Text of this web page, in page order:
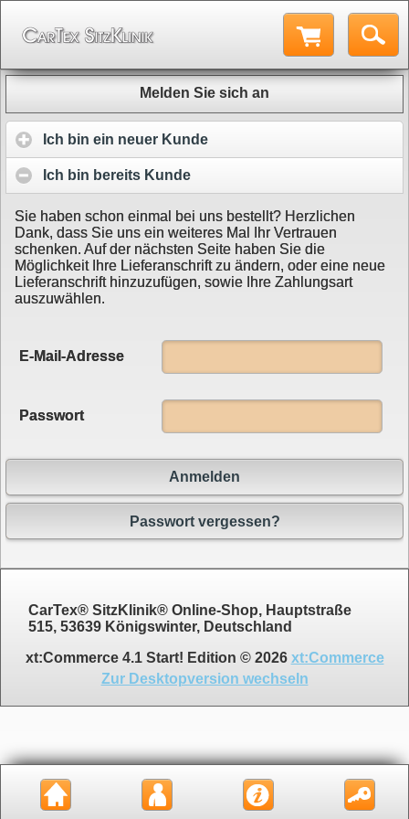
Melden Sie sich an
Ich bin ein neuer Kunde
Ich bin bereits Kunde
Sie haben schon einmal bei uns bestellt? Herzlichen
Dank, dass Sie uns ein weiteres Mal Ihr Vertrauen
schenken. Auf der nächsten Seite haben Sie die
Möglichkeit Ihre Lieferanschrift zu ändern, oder eine neue
Lieferanschrift hinzuzufügen, sowie Ihre Zahlungsart
auszuwählen.
E-Mail-Adresse
Passwort
Anmelden
Passwort vergessen?
CarTex® SitzKlinik® Online-Shop, Hauptstraße
515, 53639 Königswinter, Deutschland
xt:Commerce 4.1 Start! Edition © 2026 xt:Commerce
Zur Desktopversion wechseln